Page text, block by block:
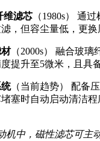
维滤芯 （1980s） 通
，但容尘量低，更换
（2000s） 融合玻璃
提升至5微米，且具
（当前趋势） 配备
塞时自动启动清洁
机中，磁性滤芯可主